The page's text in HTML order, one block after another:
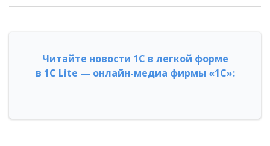
Читайте новости 1С в легкой форме
в 1С Lite — онлайн-медиа фирмы «1С»: